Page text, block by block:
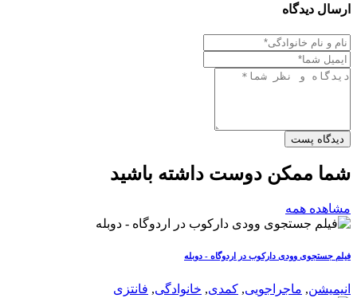
ارسال دیدگاه
دیدگاه پست
شما ممکن دوست داشته باشید
مشاهده همه
فیلم جستجوی وودی دارکوب در اردوگاه - دوبله
انیمیشن, ماجراجویی, کمدی, خانوادگی, فانتزی